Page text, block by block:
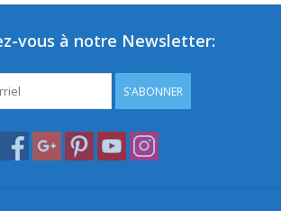
vous à notre Newsletter:
S'ABONNER